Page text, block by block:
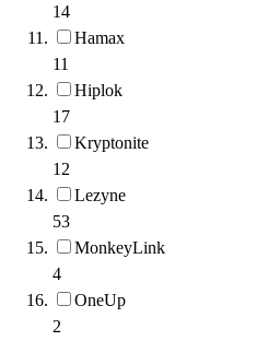
14
Hamax
11
Hiplok
17
Kryptonite
12
Lezyne
53
MonkeyLink
4
OneUp
2